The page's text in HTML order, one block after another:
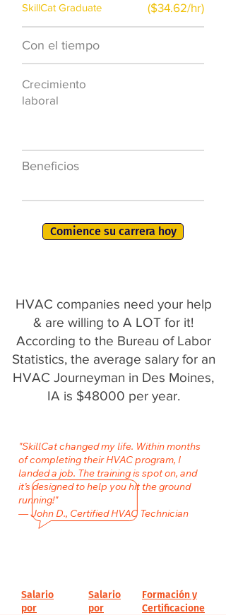
SkillCat Graduate
($34.62/hr)
Con el tiempo
Crecimiento
laboral
Beneficios
Comience su carrera hoy
HVAC companies need your help
& are willing to A LOT for it!
According to the Bureau of Labor
Statistics, the average salary for an
HVAC Journeyman in Des Moines,
IA is $48000 per year.
"SkillCat changed my life. Within months
of completing their HVAC program, I
landed a job. The training is spot on, and
it’s designed to help you hit the ground
running!"
— John D., Certified HVAC Technician
Salario
por
Salario
por
Formación y
Certificacione